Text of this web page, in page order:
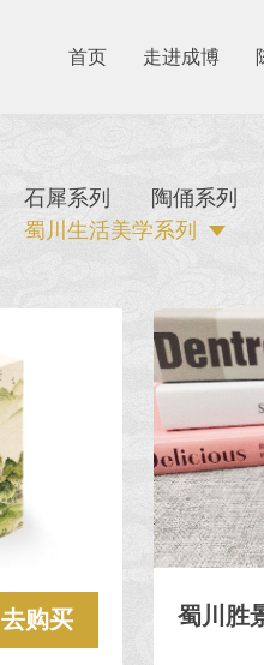
首页 走进成博
石犀系列 陶俑系列
蜀川生活美学系列
去购买 蜀川胜